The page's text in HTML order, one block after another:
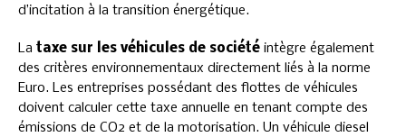
d’incitation à la transition énergétique.
La taxe sur les véhicules de société intègre également
des critères environnementaux directement liés à la norme
Euro. Les entreprises possédant des flottes de véhicules
doivent calculer cette taxe annuelle en tenant compte des
émissions de CO2 et de la motorisation. Un véhicule diesel